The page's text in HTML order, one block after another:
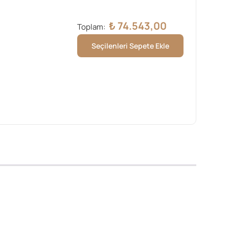
Toplam: ₺74.543,00
Seçilenleri Sepete Ekle